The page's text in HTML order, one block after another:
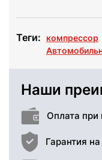
Теги: компрессор
Наши
Оплата при
Гарантия